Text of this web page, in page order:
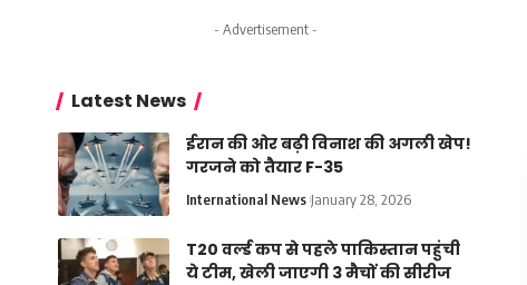
- Advertisement -
Latest News
ईरान की ओर बढ़ी विनाश की अगली खेप!
गरजने को तैयार F-35
International News January 28, 2026
T20 वर्ल्ड कप से पहले पाकिस्तान पहुंची
ये टीम, खेली जाएगी 3 मैचों की सीरीज